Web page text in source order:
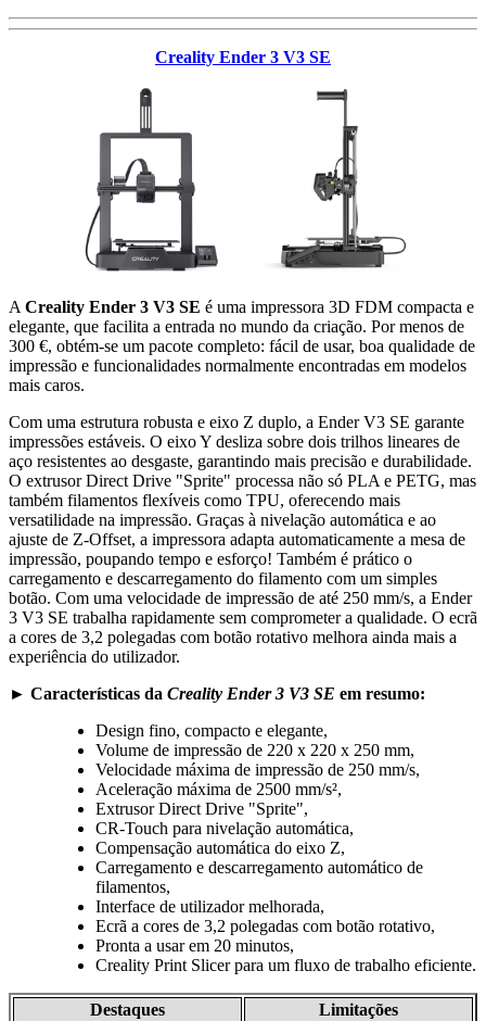
Creality Ender 3 V3 SE
A Creality Ender 3 V3 SE é uma impressora 3D FDM compacta e
elegante, que facilita a entrada no mundo da criação. Por menos de
300 €, obtém-se um pacote completo: fácil de usar, boa qualidade de
impressão e funcionalidades normalmente encontradas em modelos
mais caros.
Com uma estrutura robusta e eixo Z duplo, a Ender V3 SE garante
impressões estáveis. O eixo Y desliza sobre dois trilhos lineares de
aço resistentes ao desgaste, garantindo mais precisão e durabilidade.
O extrusor Direct Drive "Sprite" processa não só PLA e PETG, mas
também filamentos flexíveis como TPU, oferecendo mais
versatilidade na impressão. Graças à nivelação automática e ao
ajuste de Z-Offset, a impressora adapta automaticamente a mesa de
impressão, poupando tempo e esforço! Também é prático o
carregamento e descarregamento do filamento com um simples
botão. Com uma velocidade de impressão de até 250 mm/s, a Ender
3 V3 SE trabalha rapidamente sem comprometer a qualidade. O ecrã
a cores de 3,2 polegadas com botão rotativo melhora ainda mais a
experiência do utilizador.
► Características da Creality Ender 3 V3 SE em resumo:
Design fino, compacto e elegante,
Volume de impressão de 220 x 220 x 250 mm,
Velocidade máxima de impressão de 250 mm/s,
Aceleração máxima de 2500 mm/s²,
Extrusor Direct Drive "Sprite",
CR-Touch para nivelação automática,
Compensação automática do eixo Z,
Carregamento e descarregamento automático de
filamentos,
Interface de utilizador melhorada,
Ecrã a cores de 3,2 polegadas com botão rotativo,
Pronta a usar em 20 minutos,
Creality Print Slicer para um fluxo de trabalho eficiente.
Destaques Limitações